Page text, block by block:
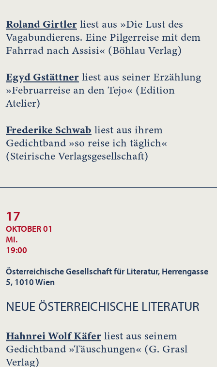
Roland Girtler liest aus »Die Lust des
Vagabundierens. Eine Pilgerreise mit dem
Fahrrad nach Assisi« (Böhlau Verlag)
Egyd Gstättner liest aus seiner Erzählung
»Februarreise an den Tejo« (Edition
Atelier)
Frederike Schwab liest aus ihrem
Gedichtband »so reise ich täglich«
(Steirische Verlagsgesellschaft)
17
OKTOBER 01
MI.
19:00
Österreichische Gesellschaft für Literatur, Herrengasse
5, 1010 Wien
NEUE ÖSTERREICHISCHE LITERATUR
Hahnrei Wolf Käfer liest aus seinem
Gedichtband »Täuschungen« (G. Grasl
Verlag)